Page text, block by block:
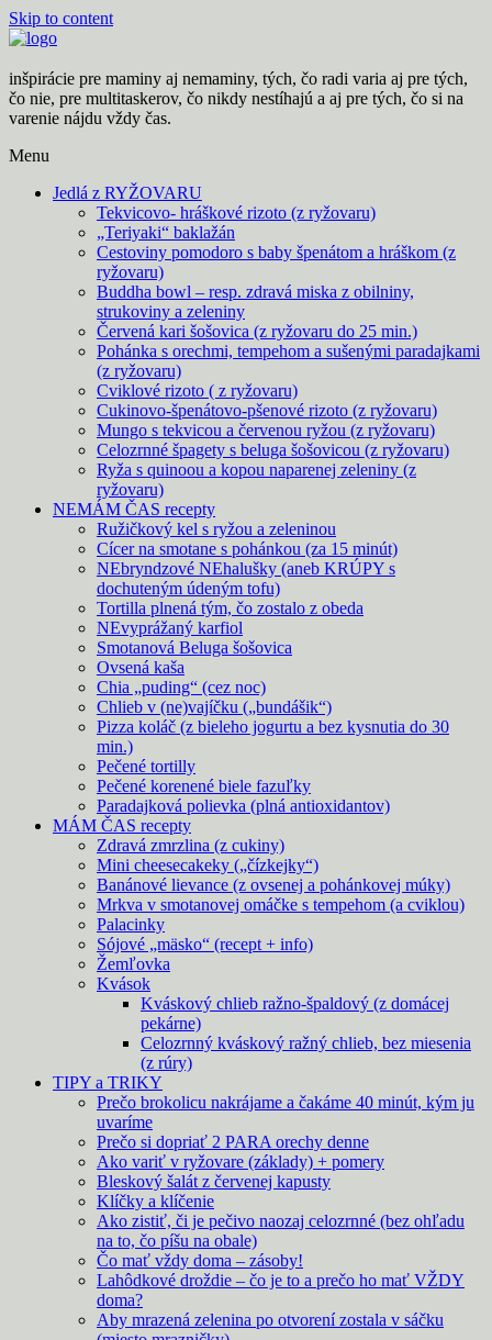
Skip to content
inšpirácie pre maminy aj nemaminy, tých, čo radi varia aj pre tých,
čo nie, pre multitaskerov, čo nikdy nestíhajú a aj pre tých, čo si na
varenie nájdu vždy čas.
Menu
Jedlá z RYŽOVARU
Tekvicovo- hráškové rizoto (z ryžovaru)
„Teriyaki“ baklažán
Cestoviny pomodoro s baby špenátom a hráškom (z
ryžovaru)
Buddha bowl – resp. zdravá miska z obilniny,
strukoviny a zeleniny
Červená kari šošovica (z ryžovaru do 25 min.)
Pohánka s orechmi, tempehom a sušenými paradajkami
(z ryžovaru)
Cviklové rizoto ( z ryžovaru)
Cukinovo-špenátovo-pšenové rizoto (z ryžovaru)
Mungo s tekvicou a červenou ryžou (z ryžovaru)
Celozrnné špagety s beluga šošovicou (z ryžovaru)
Ryža s quinoou a kopou naparenej zeleniny (z
ryžovaru)
NEMÁM ČAS recepty
Ružičkový kel s ryžou a zeleninou
Cícer na smotane s pohánkou (za 15 minút)
NEbryndzové NEhalušky (aneb KRÚPY s
dochuteným údeným tofu)
Tortilla plnená tým, čo zostalo z obeda
NEvyprážaný karfiol
Smotanová Beluga šošovica
Ovsená kaša
Chia „puding“ (cez noc)
Chlieb v (ne)vajíčku („bundášik“)
Pizza koláč (z bieleho jogurtu a bez kysnutia do 30
min.)
Pečené tortilly
Pečené korenené biele fazuľky
Paradajková polievka (plná antioxidantov)
MÁM ČAS recepty
Zdravá zmrzlina (z cukiny)
Mini cheesecakeky („čízkejky“)
Banánové lievance (z ovsenej a pohánkovej múky)
Mrkva v smotanovej omáčke s tempehom (a cviklou)
Palacinky
Sójové „mäsko“ (recept + info)
Žemľovka
Kvások
Kváskový chlieb ražno-špaldový (z domácej
pekárne)
Celozrnný kváskový ražný chlieb, bez miesenia
(z rúry)
TIPY a TRIKY
Prečo brokolicu nakrájame a čakáme 40 minút, kým ju
uvaríme
Prečo si dopriať 2 PARA orechy denne
Ako variť v ryžovare (základy) + pomery
Bleskový šalát z červenej kapusty
Klíčky a klíčenie
Ako zistiť, či je pečivo naozaj celozrnné (bez ohľadu
na to, čo píšu na obale)
Čo mať vždy doma – zásoby!
Lahôdkové droždie – čo je to a prečo ho mať VŽDY
doma?
Aby mrazená zelenina po otvorení zostala v sáčku